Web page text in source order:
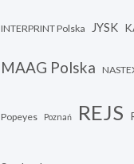
INTERPRINT Polska JYSK
MAAG Polska
Popeyes Poznań REJS